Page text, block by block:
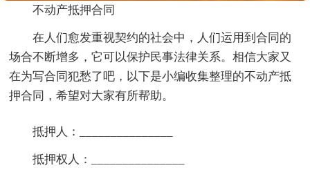
不动产抵押合同
在人们愈发重视契约的社会中，人们运用到合同的
场合不断增多，它可以保护民事法律关系。相信大家又
在为写合同犯愁了吧，以下是小编收集整理的不动产抵
押合同，希望对大家有所帮助。
抵押人：_______________
抵押权人：_______________